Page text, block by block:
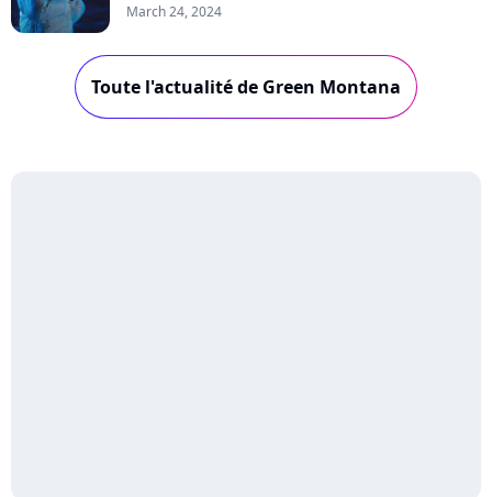
March 24, 2024
Toute l'actualité de Green Montana